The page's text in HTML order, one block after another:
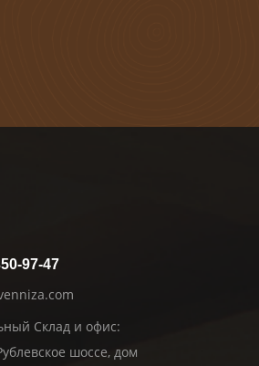
97-47
Склад и офис:
шоссе, дом